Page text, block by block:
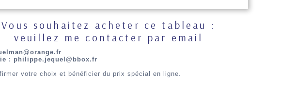
Vous souhaitez acheter ce tableau :
veuillez me contacter par email
: philippe.jequel@bbox.fr
votre choix et bénéficier du prix spécial en ligne.